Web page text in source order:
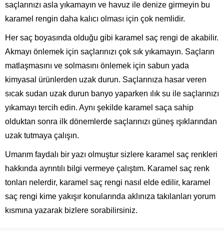
saçlarınızı asla yıkamayın ve havuz ile denize girmeyin bu
karamel rengin daha kalıcı olması için çok nemlidir.
Her saç boyasında olduğu gibi karamel saç rengi de akabilir.
Akmayı önlemek için saçlarınızı çok sık yıkamayın. Saçların
matlaşmasını ve solmasını önlemek için sabun yada
kimyasal ürünlerden uzak durun. Saçlarınıza hasar veren
sıcak sudan uzak durun banyo yaparken ılık su ile saçlarınızı
yıkamayı tercih edin. Aynı şekilde karamel saça sahip
olduktan sonra ilk dönemlerde saçlarınızı güneş ışıklarından
uzak tutmaya çalışın.
Umarım faydalı bir yazı olmuştur sizlere karamel saç renkleri
hakkında ayrıntılı bilgi vermeye çalıştım. Karamel saç renk
tonları nelerdir, karamel saç rengi nasıl elde edilir, karamel
saç rengi kime yakışır konularında aklınıza takılanları yorum
kısmına yazarak bizlere sorabilirsiniz.